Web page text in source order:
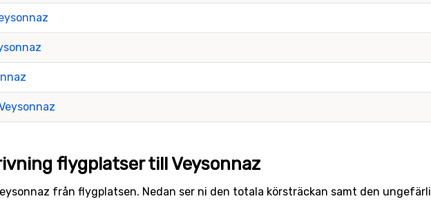
flygplatser till Veysonnaz
från flygplatsen. Nedan ser ni den totala körsträckan samt den